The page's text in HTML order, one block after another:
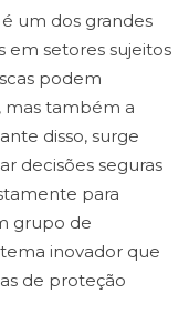
um dos grandes
em setores sujeitos
podem
também a
disso, surge
decisões seguras
para
grupo de
inovador que
de proteção